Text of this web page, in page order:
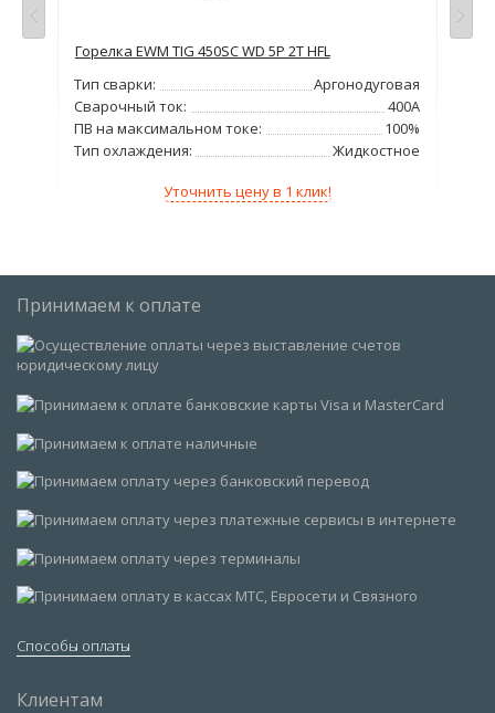
Горелка EWM TIG 450SC WD 5P 2T HFL
Тип сварки:
Аргонодуговая
Сварочный ток:
400А
ПВ на максимальном токе:
100%
Тип охлаждения:
Жидкостное
Уточнить цену в 1 клик!
Принимаем к оплате
Способы оплаты
Клиентам